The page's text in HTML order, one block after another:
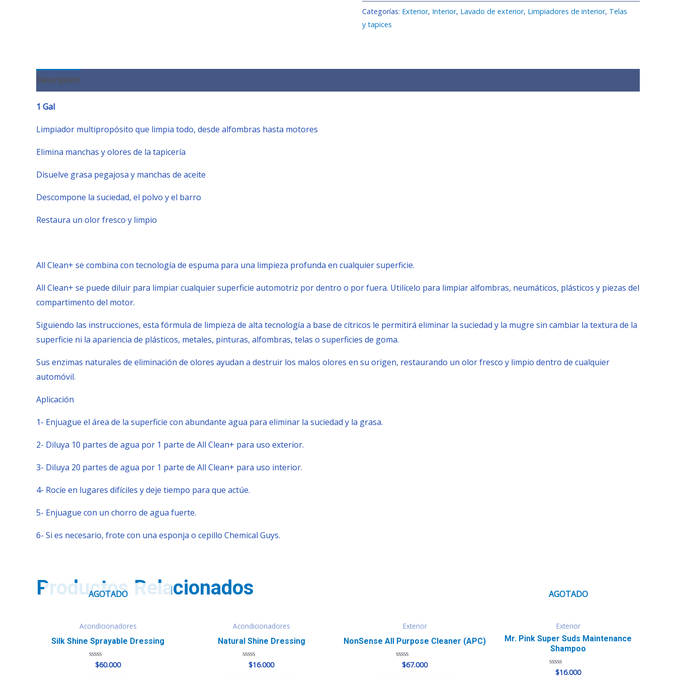
Categorías: Exterior, Interior, Lavado de exterior, Limpiadores de interior, Telas
y tapices
Descripción
1 Gal
Limpiador multipropósito que limpia todo, desde alfombras hasta motores
Elimina manchas y olores de la tapicería
Disuelve grasa pegajosa y manchas de aceite
Descompone la suciedad, el polvo y el barro
Restaura un olor fresco y limpio
All Clean+ se combina con tecnología de espuma para una limpieza profunda en cualquier superficie.
All Clean+ se puede diluir para limpiar cualquier superficie automotriz por dentro o por fuera. Utilícelo para limpiar alfombras, neumáticos, plásticos y piezas del
compartimento del motor.
Siguiendo las instrucciones, esta fórmula de limpieza de alta tecnología a base de cítricos le permitirá eliminar la suciedad y la mugre sin cambiar la textura de la
superficie ni la apariencia de plásticos, metales, pinturas, alfombras, telas o superficies de goma.
Sus enzimas naturales de eliminación de olores ayudan a destruir los malos olores en su origen, restaurando un olor fresco y limpio dentro de cualquier
automóvil.
Aplicación
1- Enjuague el área de la superficie con abundante agua para eliminar la suciedad y la grasa.
2- Diluya 10 partes de agua por 1 parte de All Clean+ para uso exterior.
3- Diluya 20 partes de agua por 1 parte de All Clean+ para uso interior.
4- Rocíe en lugares difíciles y deje tiempo para que actúe.
5- Enjuague con un chorro de agua fuerte.
6- Si es necesario, frote con una esponja o cepillo Chemical Guys.
Productos Relacionados
AGOTADO
Acondicionadores
Silk Shine Sprayable Dressing
Valorado
$60.000
Acondicionadores
Natural Shine Dressing
Valorado
$16.000
Exterior
NonSense All Purpose Cleaner (APC)
Valorado
$67.000
AGOTADO
Exterior
Mr. Pink Super Suds Maintenance
Shampoo
Valorado
$16.000